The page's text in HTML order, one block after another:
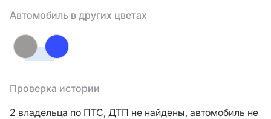
Автомобиль в других цветах
Проверка истории
2 владельца по ПТС, ДТП не найдены, автомобиль не